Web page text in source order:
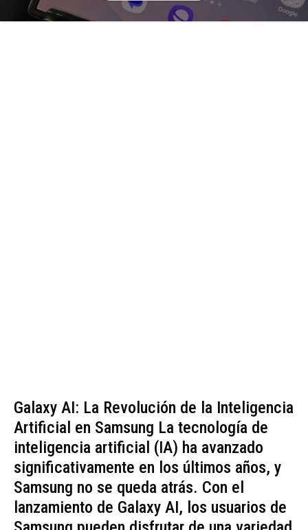
Galaxy AI: La Revolución de la Inteligencia
Artificial en Samsung La tecnología de
inteligencia artificial (IA) ha avanzado
significativamente en los últimos años, y
Samsung no se queda atrás. Con el
lanzamiento de Galaxy AI, los usuarios de